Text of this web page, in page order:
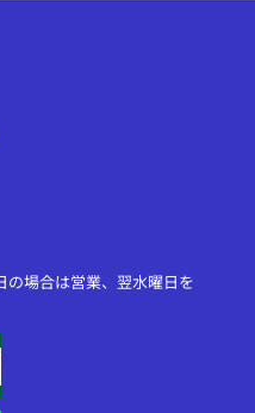
場合は営業、翌水曜日を